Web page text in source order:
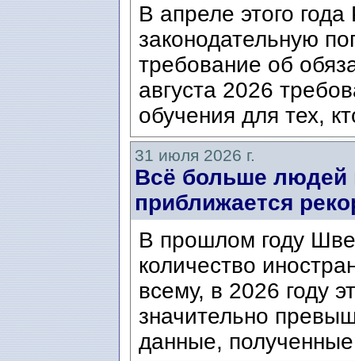
В апреле этого
законодательную
требование об
августа 2026
обучения для тех,
31 июля 2026 г.
Всё больше
приближается
В прошлом году
количество
всему, в 2026 году
значительно
данные,